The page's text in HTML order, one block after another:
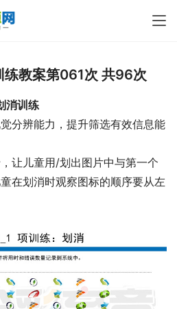
练教案第061次 共96次
消训练
分辨能力，提升筛选有效信息能
让儿童用/划出图片中与第一个
在划消时观察图标的顺序要从左